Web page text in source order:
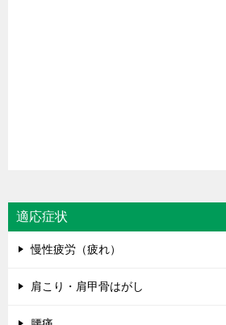
適応症状
慢性疲労（疲れ）
肩こり・肩甲骨はがし